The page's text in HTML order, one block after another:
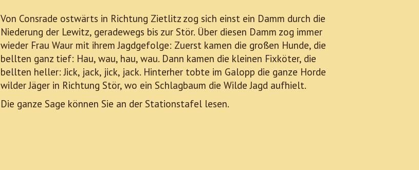
Von Consrade ostwärts in Richtung Zietlitz zog sich einst ein Damm durch die
Niederung der Lewitz, geradewegs bis zur Stör. Über diesen Damm zog immer
wieder Frau Waur mit ihrem Jagdgefolge: Zuerst kamen die großen Hunde, die
bellten ganz tief: Hau, wau, hau, wau. Dann kamen die kleinen Fixköter, die
bellten heller: Jick, jack, jick, jack. Hinterher tobte im Galopp die ganze Horde
wilder Jäger in Richtung Stör, wo ein Schlagbaum die Wilde Jagd aufhielt.
Die ganze Sage können Sie an der Stationstafel lesen.